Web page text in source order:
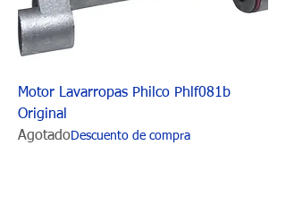
Motor Lavarropas Philco Phlf081b
Original
AgotadoDescuento de compra